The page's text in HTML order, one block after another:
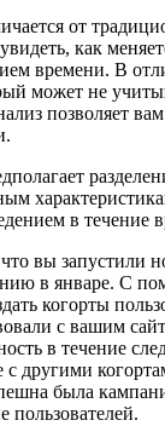
от
как
времени. В
может не
позволяет
в течение
вы запустили
в январе. С
когорты
с вашим
в течение
с другими
была
пользователей.